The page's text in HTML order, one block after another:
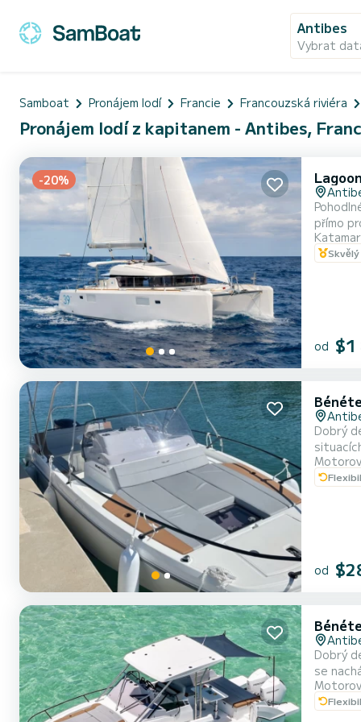
Antibes
Vybrat
Samboat Pronájem lodí Francie Francouzská riviéra
Pronájem lodí z kapitanem - Antibes,
-20%
přímo
se
Hyères
od $1
Dobrý
od
Dobrý
se